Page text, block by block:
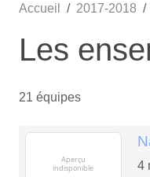
Accueil 2017-2018
Les
21 équipes
4